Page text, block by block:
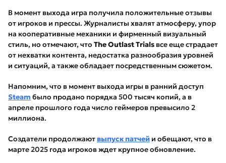
В момент выхода игра получила положительные отзывы
от игроков и прессы. Журналисты хвалят атмосферу, упор
на кооперативные механики и фирменный визуальный
стиль, но отмечают, что The Outlast Trials все еще страдает
от нехватки контента, недостатка разнообразия уровней
и ситуаций, а также обладает посредственным сюжетом.
Напомним, что в момент выхода игры в ранний доступ
Steam было продано порядка 500 тысяч копий, а в
апреле прошлого года число геймеров превысило 2
миллиона.
Создатели продолжают выпуск патчей и обещают, что в
марте 2025 года игроков ждет крупное обновление.